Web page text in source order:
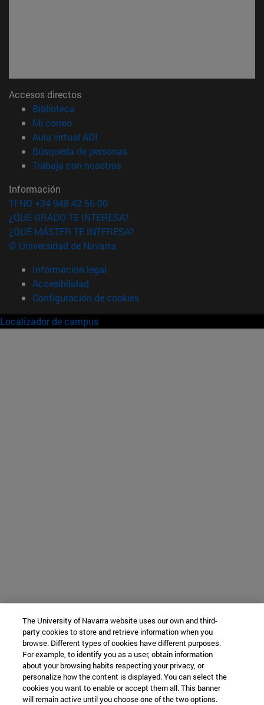
Accesos directos
Biblioteca
Mi correo(abre en nueva ventana)
Aula virtual ADI
Búsqueda de personas(abre en nueva ventana)
Trabaja con nosotros(abre en nueva ventana)
Información
TFNO +34 948 42 56 00
¿QUÉ GRADO TE INTERESA?
¿QUÉ MÁSTER TE INTERESA?
© Universidad de Navarra
Información legal
Accesibilidad
Configuración de cookies
Localizador de campus
The University of Navarra website uses our own and third-
party cookies to store and retrieve information when you
browse. Different types of cookies have different purposes.
For example, to identify you as a user, obtain information
about your browsing habits respecting your privacy, or
personalize how the content is displayed. You can select the
cookies you want to enable or accept them all. This banner
will remain active until you choose one of the two options.